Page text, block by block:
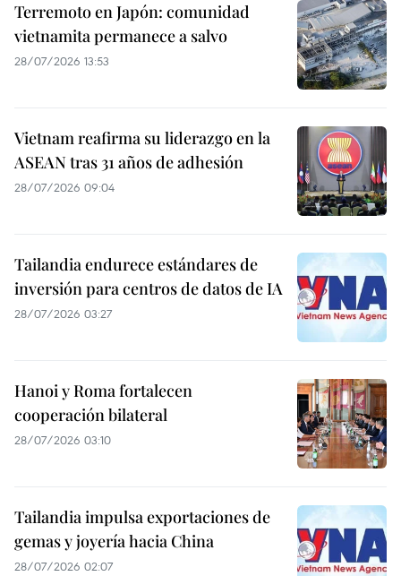
Terremoto en Japón: comunidad
vietnamita permanece a salvo
28/07/2026 13:53
Vietnam reafirma su liderazgo en la
ASEAN tras 31 años de adhesión
28/07/2026 09:04
Tailandia endurece estándares de
inversión para centros de datos de IA
28/07/2026 03:27
Hanoi y Roma fortalecen
cooperación bilateral
28/07/2026 03:10
Tailandia impulsa exportaciones de
gemas y joyería hacia China
28/07/2026 02:07